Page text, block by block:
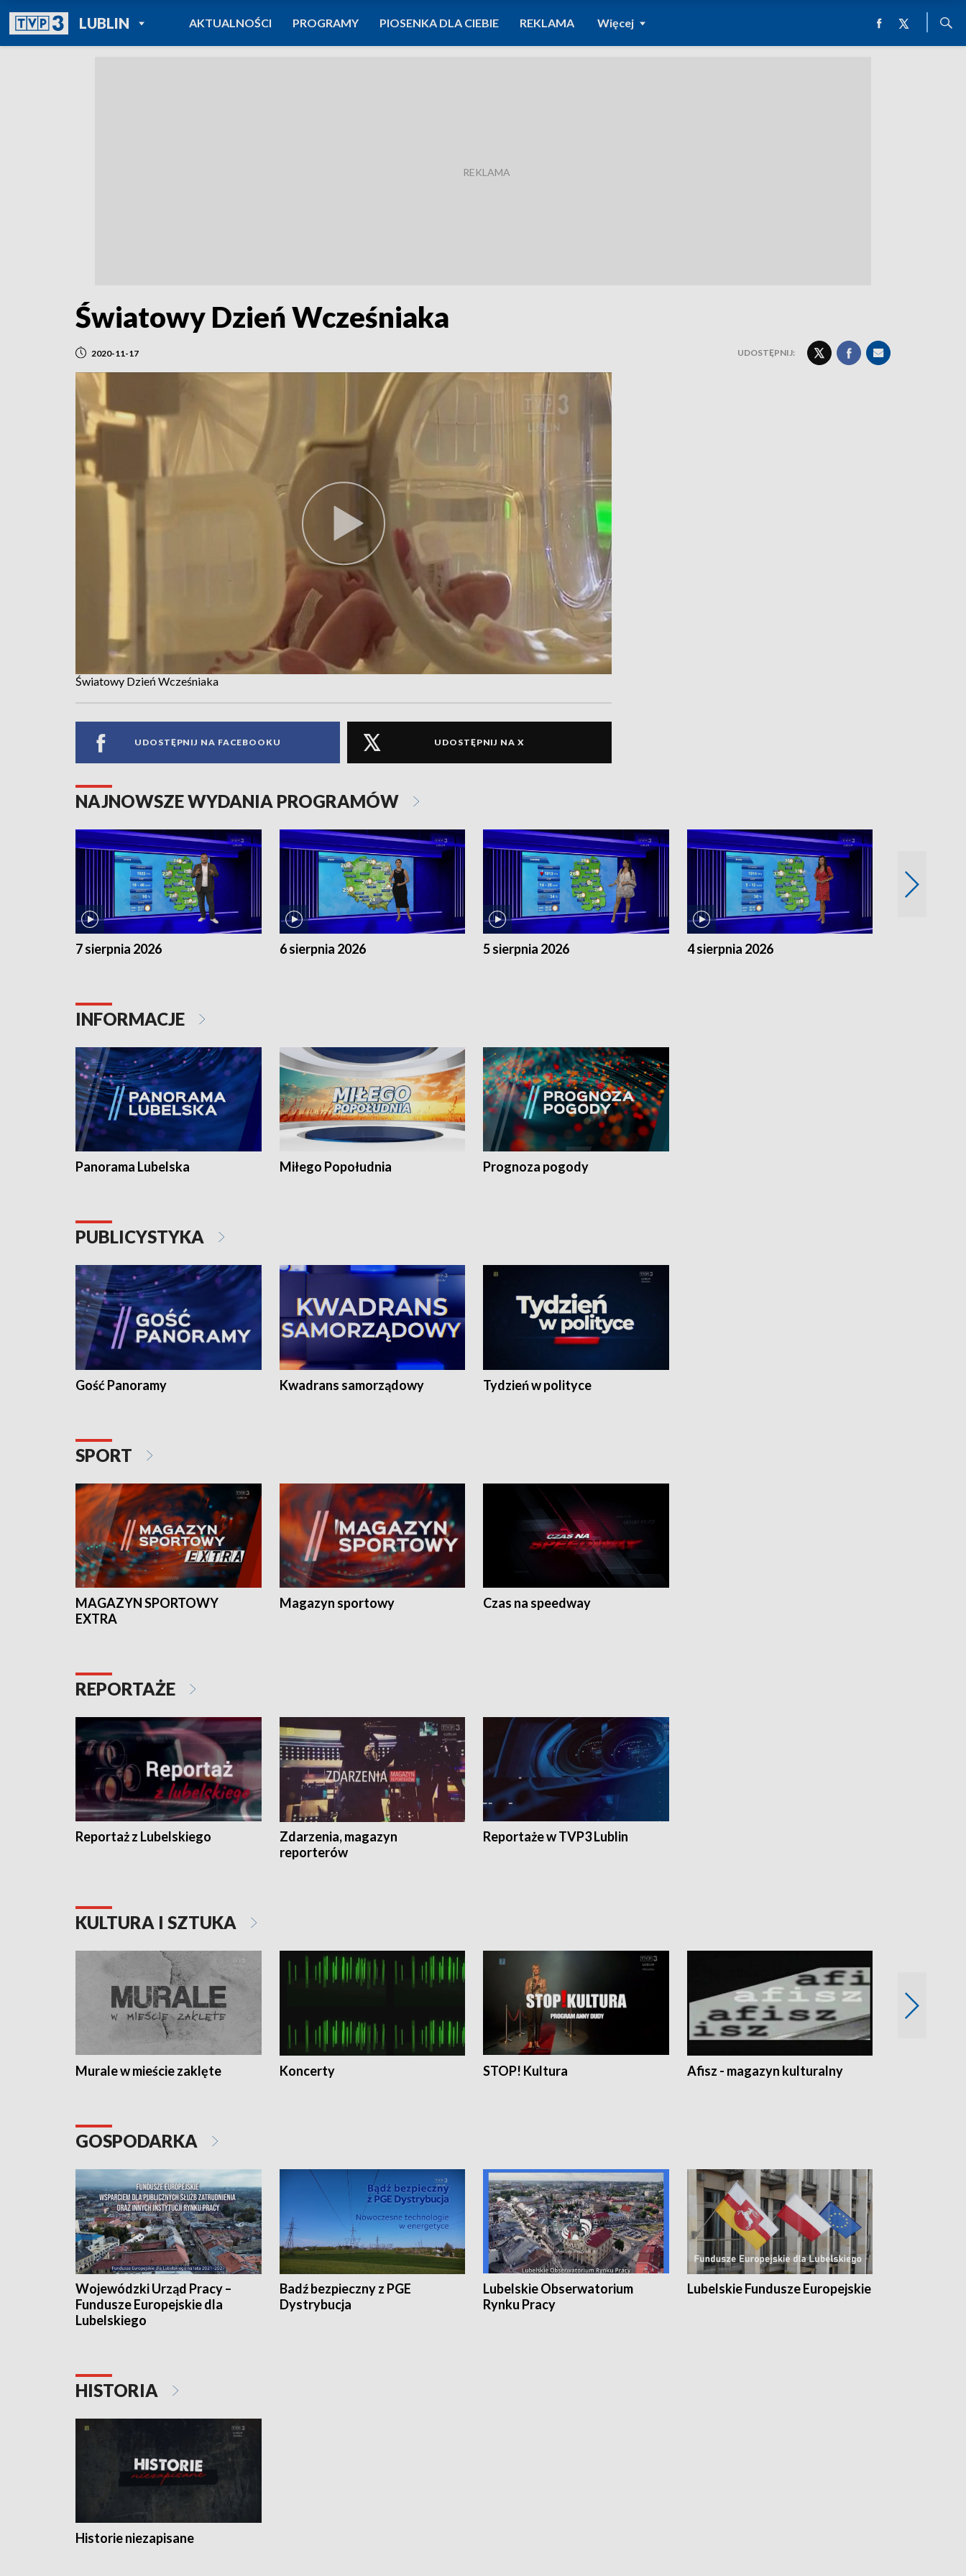
LUBLINPOWRÓT DO
TVP REGIONY
AKTUALNOŚCI PROGRAMY PIOSENKA DLA CIEBIE REKLAMA Więcej
Światowy Dzień Wcześniaka
2020-11-17 UDOSTĘPNIJ:
Światowy Dzień Wcześniaka
UDOSTĘPNIJ NA FACEBOOKU UDOSTĘPNIJ NA X
NAJNOWSZE WYDANIA PROGRAMÓW
7 sierpnia 2026 6 sierpnia 2026 5 sierpnia 2026 4 sierpnia 2026
INFORMACJE
Panorama Lubelska Miłego Popołudnia Prognoza pogody
PUBLICYSTYKA
Gość Panoramy Kwadrans samorządowy Tydzień w polityce
SPORT
MAGAZYN SPORTOWY
EXTRA
Magazyn sportowy Czas na speedway
REPORTAŻE
Reportaż z Lubelskiego
Zdarzenia, magazyn
reporterów
Reportaże w TVP3 Lublin
KULTURA I SZTUKA
Murale w mieście zaklęte Koncerty STOP! Kultura Afisz - magazyn kulturalny
GOSPODARKA
Wojewódzki Urząd Pracy –
Fundusze Europejskie dla
Lubelskiego
Badź bezpieczny z PGE
Dystrybucja
Lubelskie Obserwatorium
Rynku Pracy
Lubelskie Fundusze Europejskie
HISTORIA
Historie niezapisane